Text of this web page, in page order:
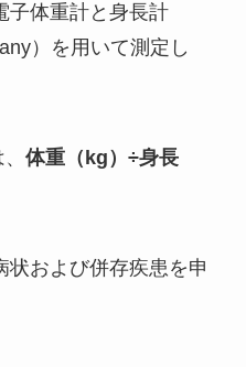
子体重計と身長計
）を用いて測定し
体重（kg）÷身長
および併存疾患を申